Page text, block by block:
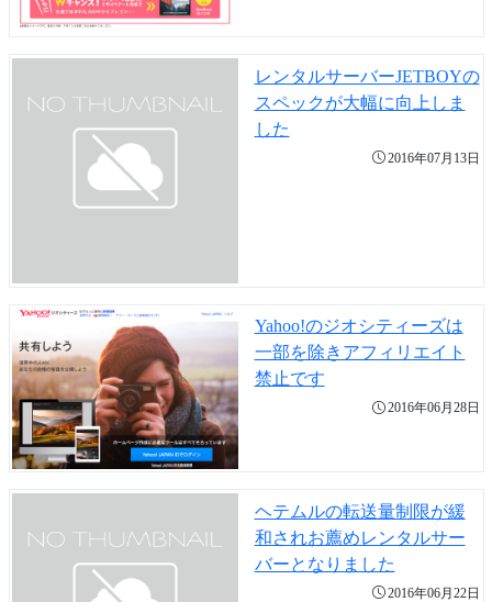
レンタルサーバーJETBOYの
スペックが大幅に向上しま
した
2016年07月13日
Yahoo!のジオシティーズは
一部を除きアフィリエイト
禁止です
2016年06月28日
ヘテムルの転送量制限が緩
和されお薦めレンタルサー
バーとなりました
2016年06月22日